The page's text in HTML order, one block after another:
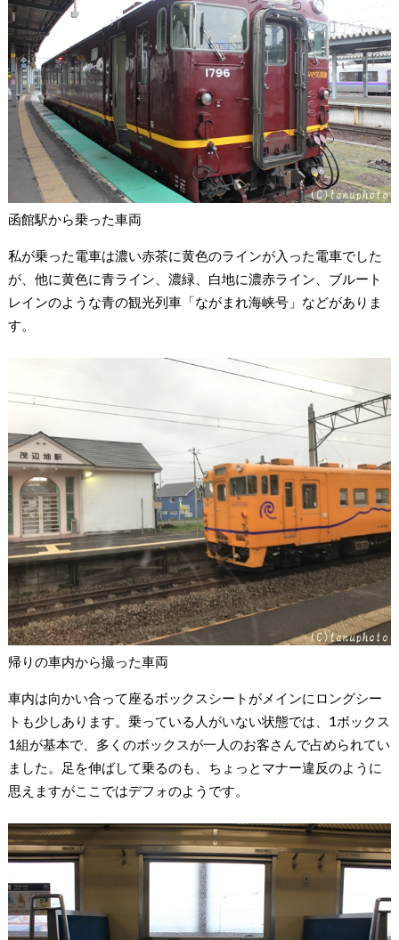
函館駅から乗った車両
私が乗った電車は濃い赤茶に黄色のラインが入った電車でした
が、他に黄色に青ライン、濃緑、白地に濃赤ライン、ブルート
レインのような青の観光列車「ながまれ海峡号」などがありま
す。
帰りの車内から撮った車両
車内は向かい合って座るボックスシートがメインにロングシー
トも少しあります。乗っている人がいない状態では、1ボックス
1組が基本で、多くのボックスが一人のお客さんで占められてい
ました。足を伸ばして乗るのも、ちょっとマナー違反のように
思えますがここではデフォのようです。